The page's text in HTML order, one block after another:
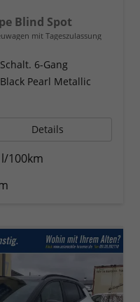
Blind Spot
mit Tageszulassung
Schalt. 6-Gang
Black Pearl Metallic
Details
100km